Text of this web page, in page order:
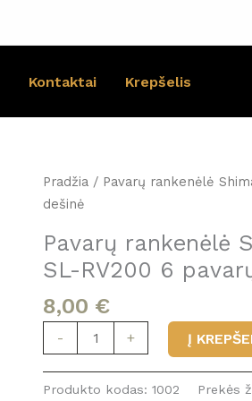
Kontaktai Krepšelis
Pradžia / Pavarų rankenėlė
dešinė
Pavarų rankenėlė
SL-RV200 6
8,00 €
-
produkto
kiekis:
Pavarų
+ Į
Produkto kodas: 1002 Prekės